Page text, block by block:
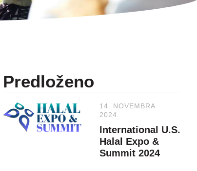
Predloženo
14. NOVEMBRA
2024.
International U.S.
Halal Expo &
Summit 2024